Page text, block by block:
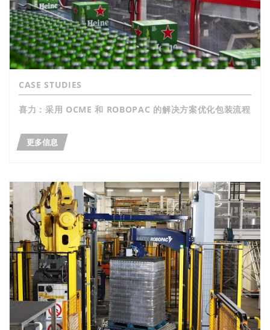
CASE STUDIES
喜力：采用 OCME 和 ROBOPAC 的解决方案优化包装流程
更多信息